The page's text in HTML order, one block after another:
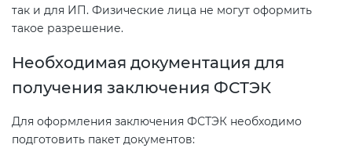
так и для ИП. Физические лица не могут оформить
такое разрешение.
Необходимая документация для
получения заключения ФСТЭК
Для оформления заключения ФСТЭК необходимо
подготовить пакет документов:
Декларирование
совместимости (ТР ТС 020)
(ТР ТС 007)